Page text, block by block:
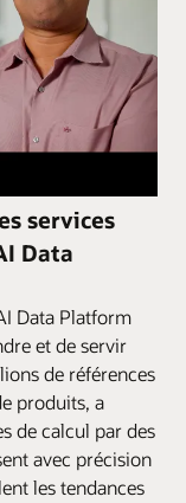
services
Data
Data Platform
et de servir
de références
produits, a
de calcul par des
avec précision
les tendances